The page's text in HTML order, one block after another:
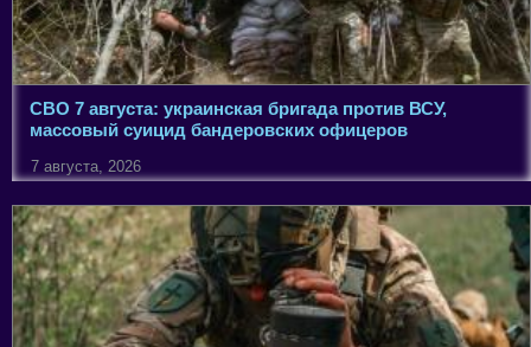
СВО 7 августа: украинская бригада против ВСУ,
массовый суицид бандеровских офицеров
7 августа, 2026